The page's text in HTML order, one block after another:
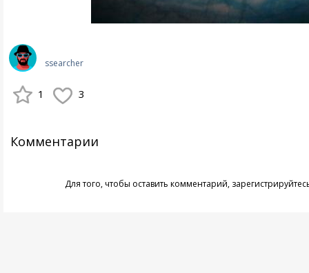
ssearcher
1 3
Комментарии
Для того, чтобы оставить комментарий,